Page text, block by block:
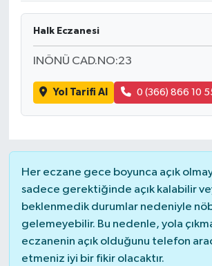
Halk Eczanesi
INÖNÜ CAD.NO:23
Yol Tarifi Al 0 (366) 866 10
Her eczane gece boyunca açık
sadece gerektiğinde açık kalabilir
beklenmedik durumlar nedeniyle
gelemeyebilir. Bu nedenle, yola
eczanenin açık olduğunu telefon
etmeniz iyi bir fikir olacaktır.